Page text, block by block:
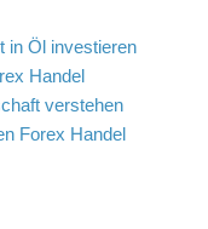
in Öl investieren
Handel
verstehen
Forex Handel